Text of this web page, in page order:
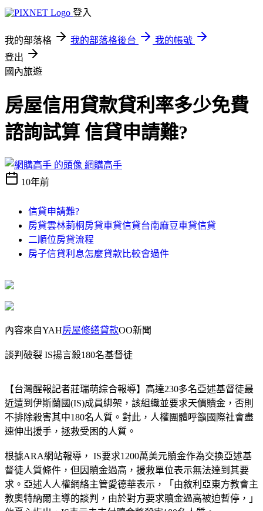
登入
我的部落格 我的部落格後台
我的帳號
登出
國內旅遊
房屋信用貸款貸利率多少免費
諮詢試算 信貸申請難?
網購高手
10年前
信貸申請難?
房貸雲林莿桐房貸車貸信貸台南麻豆車貸信貸
二順位房貸流程
房子信貸利息怎麼貸款比較會過件
內容來自YAH房屋修繕貸款OO新聞
談判破裂 IS揚言殺180名基督徒
【台灣醒報記者莊瑞萌綜合報導】高達230多名亞述基督徒最
近遭到伊斯蘭國(IS)成員綁架，該組織並要求天價贖金，否則
不排除殺害其中180名人質。對此，人權團體呼籲國際社會盡
速伸出援手，拯救受困的人質。
根據ARA網站報導， IS要求1200萬美元贖金作為交換亞述基
督徒人質條件，但因贖金過高，援救單位表示無法達到其要
求。亞述人人權網絡主管愛德華表示，「由敘利亞東方教會主
教奧特納爾主導的談判，由於對方要求贖金過高被迫暫停，」